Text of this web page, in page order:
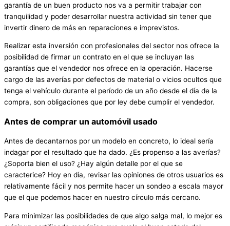
garantía de un buen producto nos va a permitir trabajar con
tranquilidad y poder desarrollar nuestra actividad sin tener que
invertir dinero de más en reparaciones e imprevistos.
Realizar esta inversión con profesionales del sector nos ofrece la
posibilidad de firmar un contrato en el que se incluyan las
garantías que el vendedor nos ofrece en la operación. Hacerse
cargo de las averías por defectos de material o vicios ocultos que
tenga el vehículo durante el período de un año desde el día de la
compra, son obligaciones que por ley debe cumplir el vendedor.
Antes de comprar un automóvil usado
Antes de decantarnos por un modelo en concreto, lo ideal sería
indagar por el resultado que ha dado. ¿Es propenso a las averías?
¿Soporta bien el uso? ¿Hay algún detalle por el que se
caracterice? Hoy en día, revisar las opiniones de otros usuarios es
relativamente fácil y nos permite hacer un sondeo a escala mayor
que el que podemos hacer en nuestro círculo más cercano.
Para minimizar las posibilidades de que algo salga mal, lo mejor es